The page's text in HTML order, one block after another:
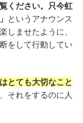
ください。只今虹
というアナウンス
しませたように、
をして行動してい
とても大切なこと
それをするのに人